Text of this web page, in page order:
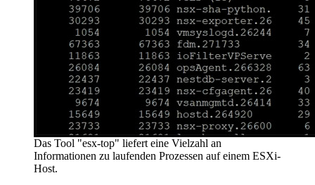
Das Tool "esx-top" liefert eine Vielzahl an
Informationen zu laufenden Prozessen auf einem ESXi-
Host.